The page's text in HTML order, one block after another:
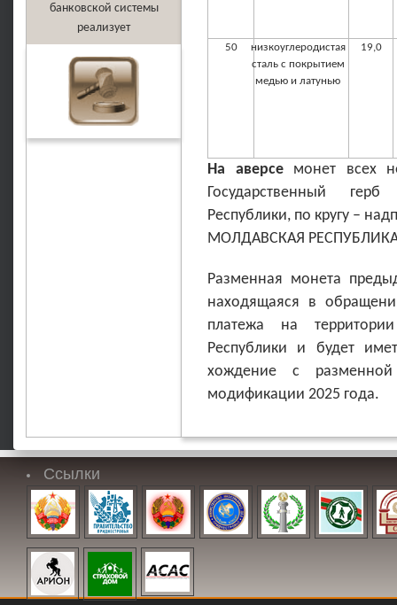
банковской системы
реализует
50
низкоуглеродистая
сталь с покрытием
медью и латунью
19,0
На аверсемонет всех
Государственный
Республики, по кругу –
МОЛДАВСКАЯ
Разменная монета
находящаяся в
платежа на
Республики и будет
хождение с
модификации 2025 года.
Ссылки